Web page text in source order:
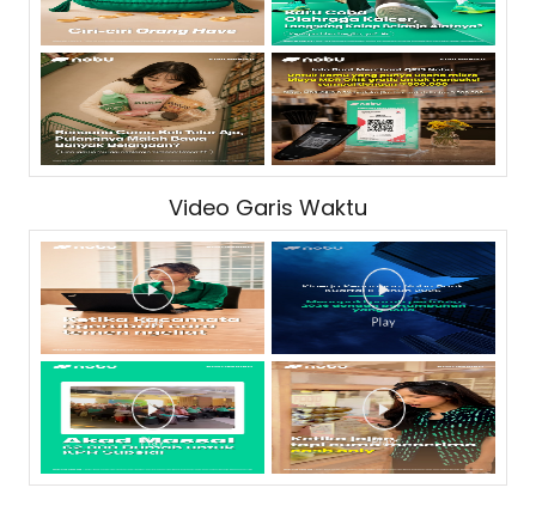
Video Garis Waktu